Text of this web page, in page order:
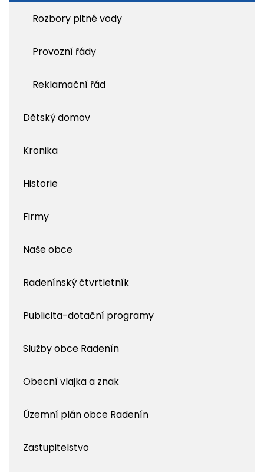
Rozbory pitné vody
Provozní řády
Reklamační řád
Dětský domov
Kronika
Historie
Firmy
Naše obce
Radenínský čtvrtletník
Publicita-dotační programy
Služby obce Radenín
Obecní vlajka a znak
Územní plán obce Radenín
Zastupitelstvo